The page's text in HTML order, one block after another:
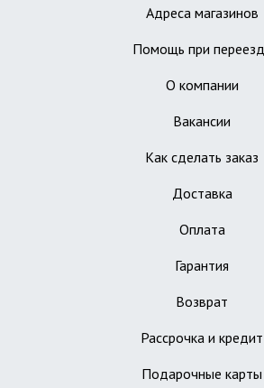
Адреса магазинов
Помощь при
О компании
Вакансии
Как сделать заказ
Доставка
Оплата
Гарантия
Возврат
Рассрочка и кредит
Подарочные карты